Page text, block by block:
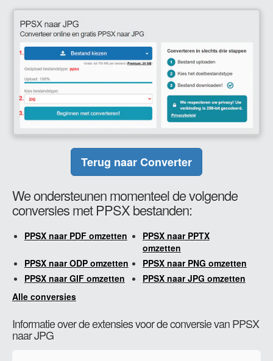
Terug naar Converter
We ondersteunen momenteel de volgende
conversies met PPSX bestanden:
PPSX naar PDF omzetten
PPSX naar PPTX
omzetten
PPSX naar ODP omzetten
PPSX naar PNG omzetten
PPSX naar GIF omzetten
PPSX naar JPG omzetten
Alle conversies
Informatie over de extensies voor de conversie van PPSX
naar JPG